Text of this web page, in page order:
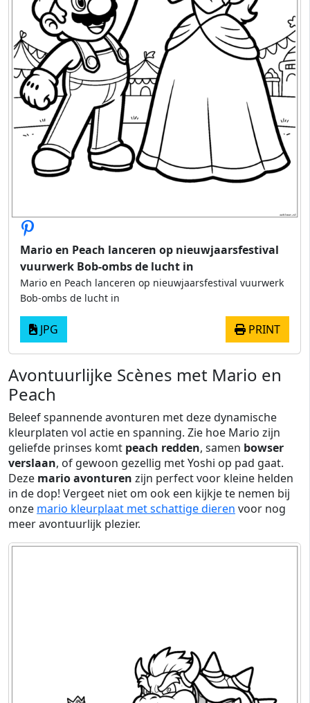
Mario en Peach lanceren op nieuwjaarsfestival
vuurwerk Bob-ombs de lucht in
Mario en Peach lanceren op nieuwjaarsfestival vuurwerk
Bob-ombs de lucht in
JPG PRINT
Avontuurlijke Scènes met Mario en
Peach
Beleef spannende avonturen met deze dynamische
kleurplaten vol actie en spanning. Zie hoe Mario zijn
geliefde prinses komt peach redden, samen bowser
verslaan, of gewoon gezellig met Yoshi op pad gaat.
Deze mario avonturen zijn perfect voor kleine helden
in de dop! Vergeet niet om ook een kijkje te nemen bij
onze mario kleurplaat met schattige dieren voor nog
meer avontuurlijk plezier.